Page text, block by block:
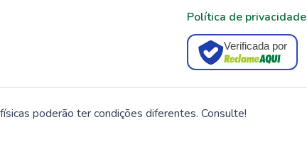
Política de privacidade
Verificada por
poderão ter condições diferentes. Consulte!